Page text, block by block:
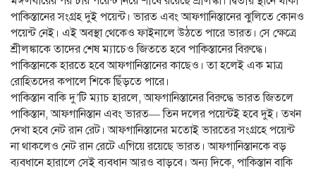
পাকিস্তানের সংগ্রহ দুই পয়েন্ট। ভারত এবং আফগানিস্তানের ঝুলিতে কোনও
পয়েন্ট নেই। এই অবস্থা থেকেও ফাইনালে উঠতে পারে ভারত। সে ক্ষেত্রে
শ্রীলঙ্কাকে তাদের শেষ ম্যাচেও জিততে হবে পাকিস্তানের বিরুদ্ধে।
পাকিস্তানকে হারতে হবে আফগানিস্তানের কাছেও। তা হলেই এক মাত্র
রোহিতদের কপালে শিকে ছিঁড়তে পারে।
পাকিস্তান বাকি দু’টি ম্যাচ হারলে, আফগানিস্তানের বিরুদ্ধে ভারত জিতলে
পাকিস্তান, আফগানিস্তান এবং ভারত— তিন দলের পয়েন্টই হবে দুই। তখন
দেখা হবে নেট রান রেট। আফগানিস্তানের মতোই ভারতের সংগ্রহে পয়েন্ট
না থাকলেও নেট রান রেটে এগিয়ে রয়েছে ভারত। আফগানিস্তানকে বড়
ব্যবধানে হারালে সেই ব্যবধান আরও বাড়বে। অন্য দিকে, পাকিস্তান বাকি